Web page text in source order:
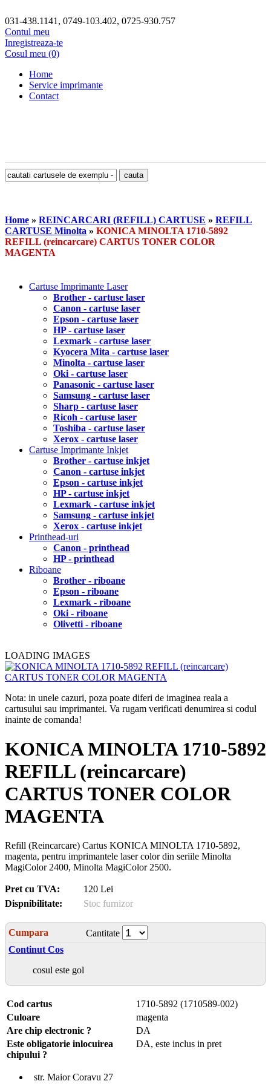
031-438.1141, 0749-103.402, 0725-930.757
Contul meu
Inregistreaza-te
Cosul meu (0)
Home
Service imprimante
Contact
Home » REINCARCARI (REFILL) CARTUSE » REFILL
CARTUSE Minolta » KONICA MINOLTA 1710-5892
REFILL (reincarcare) CARTUS TONER COLOR
MAGENTA
Cartuse Imprimante Laser
Brother - cartuse laser
Canon - cartuse laser
Epson - cartuse laser
HP - cartuse laser
Lexmark - cartuse laser
Kyocera Mita - cartuse laser
Minolta - cartuse laser
Oki - cartuse laser
Panasonic - cartuse laser
Samsung - cartuse laser
Sharp - cartuse laser
Ricoh - cartuse laser
Toshiba - cartuse laser
Xerox - cartuse laser
Cartuse Imprimante Inkjet
Brother - cartuse inkjet
Canon - cartuse inkjet
Epson - cartuse inkjet
HP - cartuse inkjet
Lexmark - cartuse inkjet
Samsung - cartuse inkjet
Xerox - cartuse inkjet
Printhead-uri
Canon - printhead
HP - printhead
Riboane
Brother - riboane
Epson - riboane
Lexmark - riboane
Oki - riboane
Olivetti - riboane
LOADING IMAGES
Nota: in unele cazuri, poza poate diferi de imaginea reala a
cartusului sau imprimantei. Va rugam verificati denumirea si codul
inainte de comanda!
KONICA MINOLTA 1710-5892
REFILL (reincarcare)
CARTUS TONER COLOR
MAGENTA
Refill (Reincarcare) Cartus KONICA MINOLTA 1710-5892,
magenta, pentru imprimantele laser color din seriile Minolta
MagiColor 2400, Minolta MagiColor 2500.
Pret cu TVA:
120 Lei
Dispnibilitate:
Stoc furnizor
Cumpara
Cantitate
Continut Cos
cosul este gol
Cod cartus
1710-5892 (1710589-002)
Culoare
magenta
Are chip electronic ?
DA
Este obligatorie inlocuirea
chipului ?
DA, este inclus in pret
str. Maior Coravu 27